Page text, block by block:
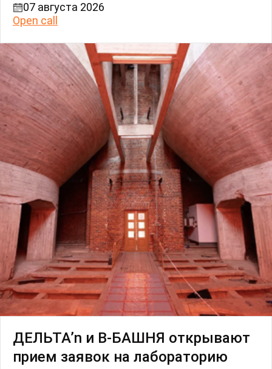
07 августа 2026
Open call
ДЕЛЬТА’n и В-БАШНЯ открывают
прием заявок на лабораторию